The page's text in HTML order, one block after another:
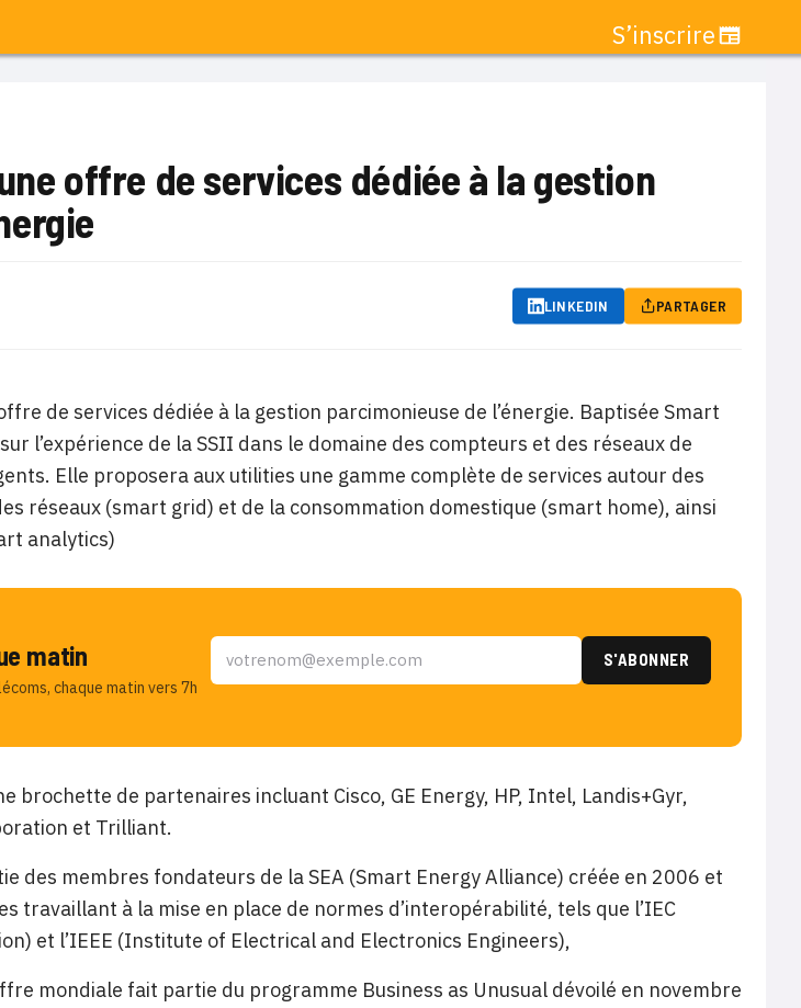
S’inscrire
offre de services dédiée à la gestion
LINKEDIN PARTAGER
de services dédiée à la gestion parcimonieuse de l’énergie. Baptisée Smart
l’expérience de la SSII dans le domaine des compteurs et des réseaux de
Elle proposera aux utilities une gamme complète de services autour des
réseaux (smart grid) et de la consommation domestique (smart home), ainsi
analytics)
matin
chaque matin vers 7h
brochette de partenaires incluant Cisco, GE Energy, HP, Intel, Landis+Gyr,
et Trilliant.
des membres fondateurs de la SEA (Smart Energy Alliance) créée en 2006 et
travaillant à la mise en place de normes d’interopérabilité, tels que l’IEC
et l’IEEE (Institute of Electrical and Electronics Engineers),
mondiale fait partie du programme Business as Unusual dévoilé en novembre